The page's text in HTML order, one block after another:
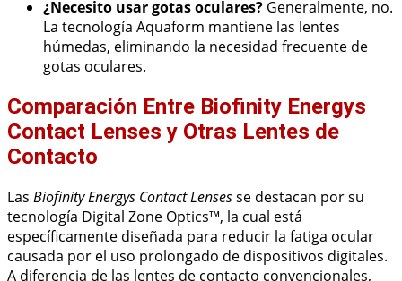
¿Necesito usar gotas oculares? Generalmente, no.
La tecnología Aquaform mantiene las lentes
húmedas, eliminando la necesidad frecuente de
gotas oculares.
Comparación Entre Biofinity Energys
Contact Lenses y Otras Lentes de
Contacto
Las Biofinity Energys Contact Lensesse destacan por su
tecnología Digital Zone Optics™, la cual está
específicamente diseñada para reducir la fatiga ocular
causada por el uso prolongado de dispositivos digitales.
A diferencia de las lentes de contacto convencionales,